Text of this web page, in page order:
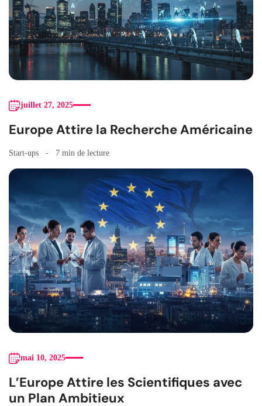
juillet 27, 2025
Europe Attire la Recherche Américaine
Start-ups 7 min de lecture
mai 10, 2025
L’Europe Attire les Scientifiques avec
un Plan Ambitieux